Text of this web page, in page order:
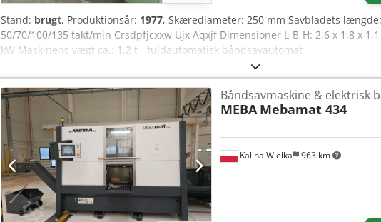
Stand: brugt, Produktionsår: 1977, Skærediameter: 250 mm Savbladets
50/70/100/135 takt/min Crsdpfjcxxw Ujx Aqxjf Dimensioner L-B-H: 2,6 x 1,8 x
kW Maskinens vægt ca.: 1,2 t - fuldautomatisk båndsavautomat
Kalina Wielka 963 km
Båndsavmaskine & elektrisk
MEBA Mebamat 434